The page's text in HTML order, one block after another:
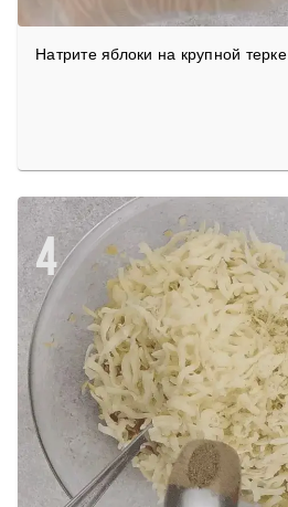
Натрите яблоки на крупной терке.
4